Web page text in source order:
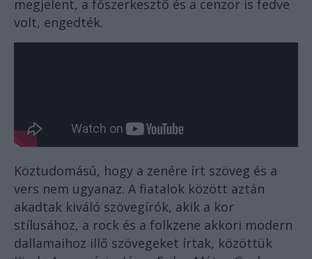
megjelent, a főszerkesztő és a cenzor is fedve
volt, engedték.
Köztudomású, hogy a zenére írt szöveg és a
vers nem ugyanaz. A fiatalok között aztán
akadtak kiváló szövegírók, akik a kor
stílusához, a rock és a folkzene akkori modern
dallamaihoz illő szövegeket írtak, közöttük